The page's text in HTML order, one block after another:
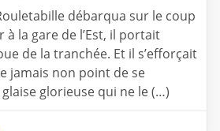
débarqua sur le coup
à la gare de l’Est, il portait
de la tranchée. Et il s’efforçait
jamais non point de se
glorieuse qui ne le (…)